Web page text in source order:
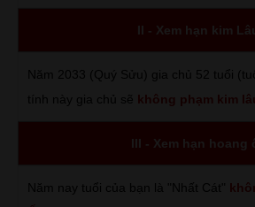
II - Xem hạn kim
Năm 2033 (Quý Sửu) gia chủ 52 tuổi
tính này gia chủ sẽ không phạm kim
III - Xem hạn hoang
Năm nay tuổi của bạn là "Nhất Cát"